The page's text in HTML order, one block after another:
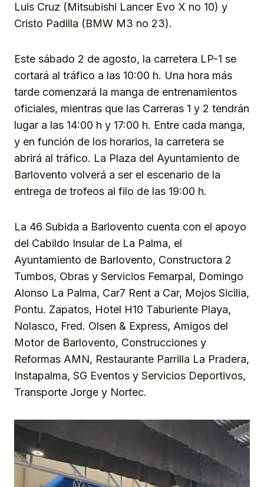
Luis Cruz (Mitsubishi Lancer Evo X no 10) y
Cristo Padilla (BMW M3 no 23).
Este sábado 2 de agosto, la carretera LP-1 se
cortará al tráfico a las 10:00 h. Una hora más
tarde comenzará la manga de entrenamientos
oficiales, mientras que las Carreras 1 y 2 tendrán
lugar a las 14:00 h y 17:00 h. Entre cada manga,
y en función de los horarios, la carretera se
abrirá al tráfico. La Plaza del Ayuntamiento de
Barlovento volverá a ser el escenario de la
entrega de trofeos al filo de las 19:00 h.
La 46 Subida a Barlovento cuenta con el apoyo
del Cabildo Insular de La Palma, el
Ayuntamiento de Barlovento, Constructora 2
Tumbos, Obras y Servicios Femarpal, Domingo
Alonso La Palma, Car7 Rent a Car, Mojos Sicilia,
Pontu. Zapatos, Hotel H10 Taburiente Playa,
Nolasco, Fred. Olsen & Express, Amigos del
Motor de Barlovento, Construcciones y
Reformas AMN, Restaurante Parrilla La Pradera,
Instapalma, SG Eventos y Servicios Deportivos,
Transporte Jorge y Nortec.